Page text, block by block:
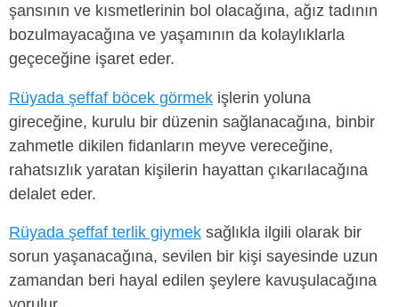
şansının ve kısmetlerinin bol olacağına, ağız tadının
bozulmayacağına ve yaşamının da kolaylıklarla
geçeceğine işaret eder.
Rüyada şeffaf böcek görmek işlerin yoluna
gireceğine, kurulu bir düzenin sağlanacağına, binbir
zahmetle dikilen fidanların meyve vereceğine,
rahatsızlık yaratan kişilerin hayattan çıkarılacağına
delalet eder.
Rüyada şeffaf terlik giymek sağlıkla ilgili olarak bir
sorun yaşanacağına, sevilen bir kişi sayesinde uzun
zamandan beri hayal edilen şeylere kavuşulacağına